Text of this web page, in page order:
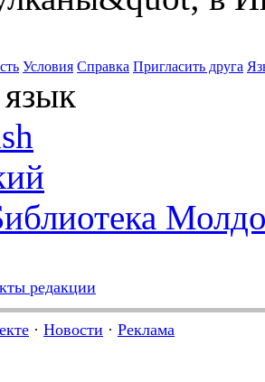
Условия Справка Пригласить друга
редакции
· Новости · Реклама